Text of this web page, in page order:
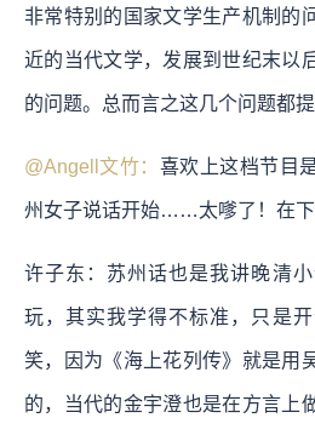
非常特别的国家文学生产机制的
近的当代文学，发展到世纪末以
的问题。总而言之这几个问题都提
@Angell文竹： 喜欢上这档节目
州女子说话开始……太嗲了！在下
许子东：苏州话也是我讲晚清
玩，其实我学得不标准，只是
笑，因为《海上花列传》就是用
的，当代的金宇澄也是在方言上